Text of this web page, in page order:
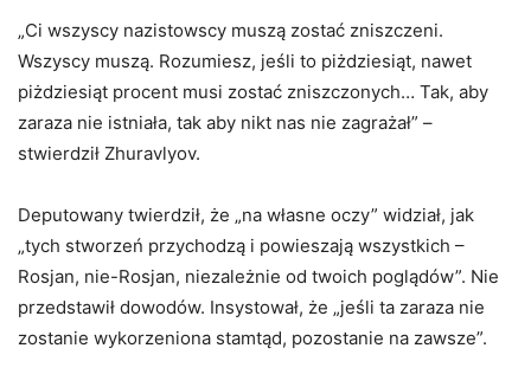
„Ci wszyscy nazistowscy muszą zostać zniszczeni.
Wszyscy muszą. Rozumiesz, jeśli to piżdziesiąt, nawet
piżdziesiąt procent musi zostać zniszczonych… Tak, aby
zaraza nie istniała, tak aby nikt nas nie zagrażał” –
stwierdził Zhuravlyov.
Deputowany twierdził, że „na własne oczy” widział, jak
„tych stworzeń przychodzą i powieszają wszystkich –
Rosjan, nie-Rosjan, niezależnie od twoich poglądów”. Nie
przedstawił dowodów. Insystował, że „jeśli ta zaraza nie
zostanie wykorzeniona stamtąd, pozostanie na zawsze”.